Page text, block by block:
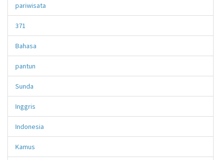
pariwisata
371
Bahasa
pantun
Sunda
Inggris
Indonesia
Kamus